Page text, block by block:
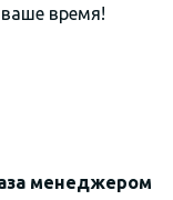
время!
менеджером